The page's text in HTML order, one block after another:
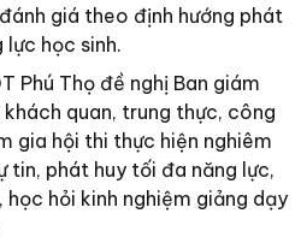
giá theo định hướng phát
học sinh.
Phú Thọ đề nghị Ban giám
quan, trung thực, công
gia hội thi thực hiện nghiêm
tin, phát huy tối đa năng lực,
hỏi kinh nghiệm giảng dạy